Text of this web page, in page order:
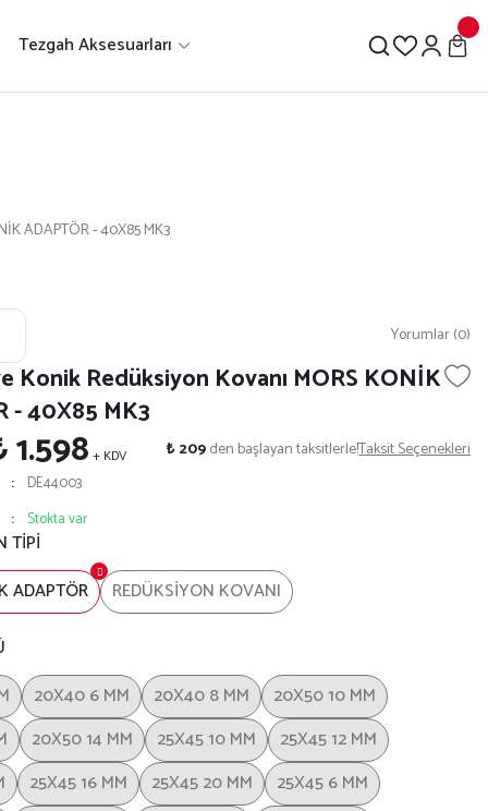
Tezgah Aksesuarları
ADAPTÖR - 40X85 MK3
Yorumlar (0)
Konik Redüksiyon Kovanı MORS KONİK
- 40X85 MK3
1.598 + KDV ₺ 209den başlayan taksitlerle!Taksit Seçenekleri
DE44003
Stokta var
TİPİ
ADAPTÖR
REDÜKSİYON KOVANI
20X40 6 MM 20X40 8 MM
20X50 10 MM
20X50 14 MM 25X45 10 MM
25X45 12 MM
25X45 16 MM 25X45 20 MM
25X45 6 MM